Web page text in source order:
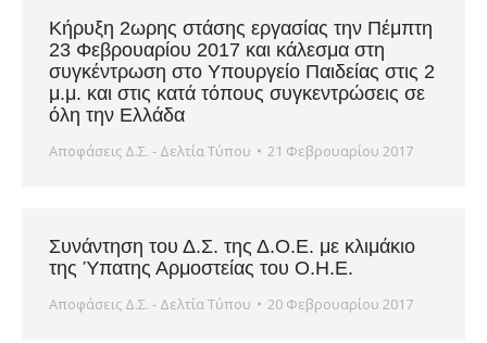
Κήρυξη 2ωρης στάσης εργασίας την Πέμπτη
23 Φεβρουαρίου 2017 και κάλεσμα στη
συγκέντρωση στο Υπουργείο Παιδείας στις 2
μ.μ. και στις κατά τόπους συγκεντρώσεις σε
όλη την Ελλάδα
Αποφάσεις Δ.Σ. - Δελτία Τύπου 21 Φεβρουαρίου 2017
Συνάντηση του Δ.Σ. της Δ.Ο.Ε. με κλιμάκιο
της Ύπατης Αρμοστείας του Ο.Η.Ε.
Αποφάσεις Δ.Σ. - Δελτία Τύπου 20 Φεβρουαρίου 2017